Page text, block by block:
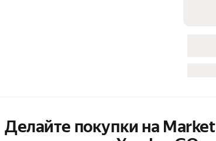
Делайте покупки на Market